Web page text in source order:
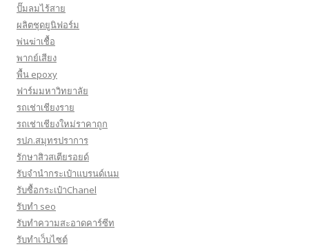
ปั๊มลมไร้สาย
ผลิตชุดยูนิฟอร์ม
พ่นฆ่าเชื้อ
พากย์เสียง
พื้น epoxy
ฟาร์มมหาวิทยาลัย
รถเช่าเชียงราย
รถเช่าเชียงใหม่ราคาถูก
รปภ.สมุทรปราการ
รักษาสิวสเตียรอยด์
รับจำนำกระเป๋าแบรนด์เนม
รับซื้อกระเป๋าChanel
รับทำ seo
รับทำความสะอาดคาร์ซีท
รับทําเว็บไซต์